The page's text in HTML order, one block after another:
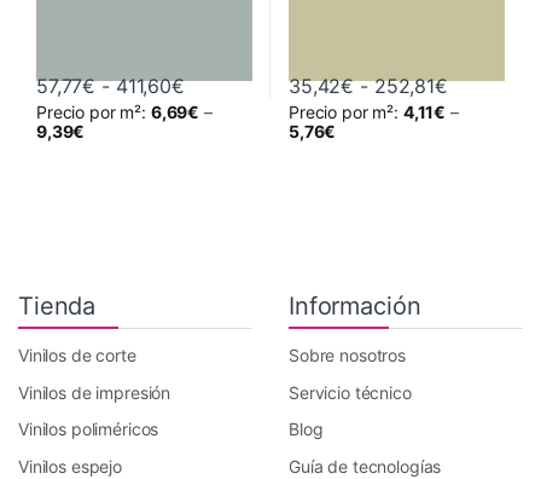
57,77€ - 411,60€Rango de precios: desde 57,77€ hasta
Precio por m²: 6,69€ –
9,39€
Este producto tiene múltiples variantes. Las opciones se
35,42€ - 252,81€Rango de
Precio por m²: 4,11€ –
5,76€
Este producto tiene múltiples
Tienda
Vinilos de corte
Vinilos de impresión
Vinilos poliméricos
Vinilos espejo
Información
Sobre nosotros
Servicio técnico
Blog
Guía de tecnologías